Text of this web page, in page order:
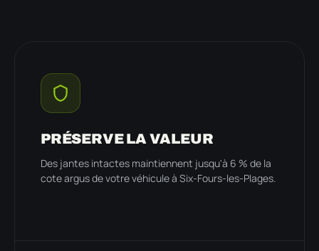
PRÉSERVE LA VALEUR
Des jantes intactes maintiennent jusqu'à 6 % de la
cote argus de votre véhicule à Six-Fours-les-Plages.